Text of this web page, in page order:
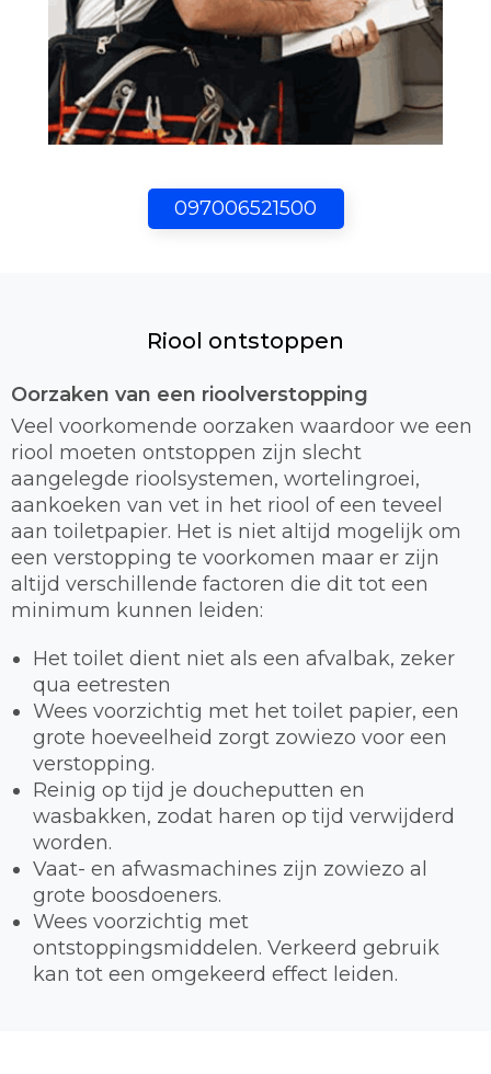
097006521500
Riool ontstoppen
Oorzaken van een rioolverstopping
Veel voorkomende oorzaken waardoor we een
riool moeten ontstoppen zijn slecht
aangelegde rioolsystemen, wortelingroei,
aankoeken van vet in het riool of een teveel
aan toiletpapier. Het is niet altijd mogelijk om
een verstopping te voorkomen maar er zijn
altijd verschillende factoren die dit tot een
minimum kunnen leiden:
Het toilet dient niet als een afvalbak, zeker
qua eetresten
Wees voorzichtig met het toilet papier, een
grote hoeveelheid zorgt zowiezo voor een
verstopping.
Reinig op tijd je doucheputten en
wasbakken, zodat haren op tijd verwijderd
worden.
Vaat- en afwasmachines zijn zowiezo al
grote boosdoeners.
Wees voorzichtig met
ontstoppingsmiddelen. Verkeerd gebruik
kan tot een omgekeerd effect leiden.